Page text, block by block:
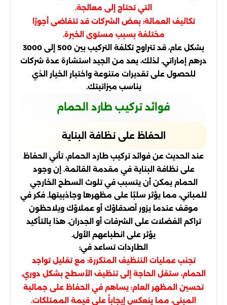
التي تحتاج إلى معالجة.
تكاليف العمالة: بعض الشركات قد تتقاضى أجورًا
مختلفة بسبب مستوى الخبرة.
بشكل عام، قد تتراوح تكلفة التركيب بين 500 إلى 3000
درهم إماراتي. لذلك، يعد من الجيد استشارة عدة شركات
للحصول على تقديرات متنوعة واختيار الخيار الذي
يناسب ميزانيتك.
فوائد تركيب طارد الحمام
الحفاظ على نظافة البناية
عند الحديث عن فوائد تركيب طارد الحمام، تأتي الحفاظ
على نظافة البناية في مقدمة القائمة. إن وجود
الحمام يمكن أن يتسبب في تلوث السطح الخارجي
للمباني، مما يؤثر سلبًا على مظهرها وجاذبيتها. فكر في
موقف عندما يزور أصدقاؤك أو عملاؤك ويلاحظون
تراكم الفضلات على الشرفات أو الجدران. هذا بالتأكيد
يؤثر على انطباعهم الأول.
الطاردات تساعد في:
تجنب عمليات التنظيف المتكررة: مع تقليل تواجد
الحمام، ستقل الحاجة إلى تنظيف الأسطح بشكل دوري.
تحسين المظهر العام: يساهم في الحفاظ على جمالية
المبنى، مما ينعكس إيجاباً على قيمة الممتلكات.